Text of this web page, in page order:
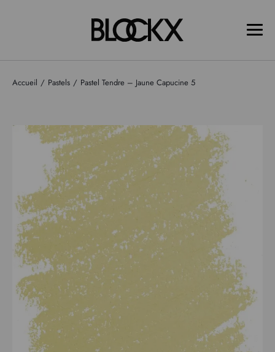
Accueil Pastels Pastel Tendre – Jaune Capucine 5